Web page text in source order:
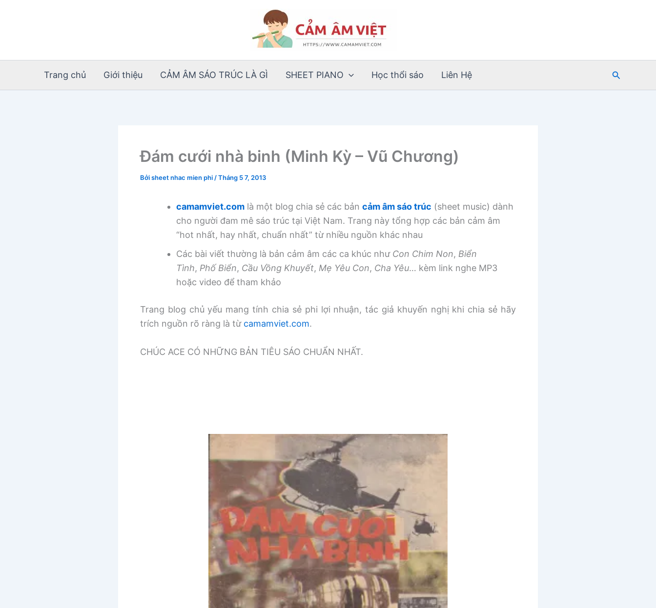
Trang chủ Giới thiệu CẢM ÂM SÁO TRÚC LÀ GÌ SHEET PIANO Học thổi sáo Liên Hệ
Tìm
Đám cưới nhà binh (Minh Kỳ – Vũ Chương)
Bởisheet nhac mien phi /Tháng 5 7, 2013
camamviet.com là một blog chia sẻ các bản cảm âm sáo trúc (sheet music) dành
cho người đam mê sáo trúc tại Việt Nam. Trang này tổng hợp các bản cảm âm
“hot nhất, hay nhất, chuẩn nhất” từ nhiều nguồn khác nhau
Các bài viết thường là bản cảm âm các ca khúc như Con Chim Non, Biển
Tình, Phố Biển, Cầu Vồng Khuyết, Mẹ Yêu Con, Cha Yêu… kèm link nghe MP3
hoặc video để tham khảo
Trang blog chủ yếu mang tính chia sẻ phi lợi nhuận, tác giả khuyến nghị khi chia sẻ hãy
trích nguồn rõ ràng là từ camamviet.com.
CHÚC ACE CÓ NHỮNG BẢN TIÊU SÁO CHUẨN NHẤT.